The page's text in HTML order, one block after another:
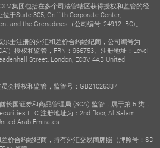
集团包括在多个司法管辖区获得授权和监管的经
于Suite 305, Griffith Corporate Center,
and the Grenadines（公司编号: 24912 IBC)。
士注册的外汇和差价合约经纪商，公司编号为
）授权和监管，FRN：966753。注册地址：Level
Street, London, EC3V 4AB United
会授权和监管，监管号：GB21026337
国证券和商品管理局 (SCA) 监管，属于第 5 类，
LLC 注册地址为：2nd floor, Al Salam
Arab Emirates.
价合约经纪商，持有外汇交易商牌照（牌照号：SD